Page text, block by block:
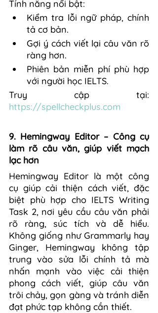
Tính năng nổi bật:
Kiểm tra lỗi ngữ pháp, chính
tả cơ bản.
Gợi ý cách viết lại câu văn rõ
ràng hơn.
Phiên bản miễn phí phù hợp
với người học IELTS.
https://spellcheckplus.com
9. Hemingway Editor – Công cụ
làm rõ câu văn, giúp viết mạch
lạc hơn
Hemingway Editor là một công
cụ giúp cải thiện cách viết, đặc
biệt phù hợp cho IELTS Writing
Task 2, nơi yêu cầu câu văn phải
rõ ràng, súc tích và dễ hiểu.
Không giống như Grammarly hay
Ginger, Hemingway không tập
trung vào sửa lỗi chính tả mà
nhấn mạnh vào việc cải thiện
phong cách viết, giúp câu văn
trôi chảy, gọn gàng và tránh diễn
đạt phức tạp không cần thiết.